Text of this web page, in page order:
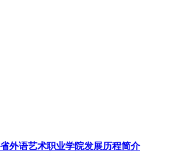
外语艺术职业学院发展历程简介